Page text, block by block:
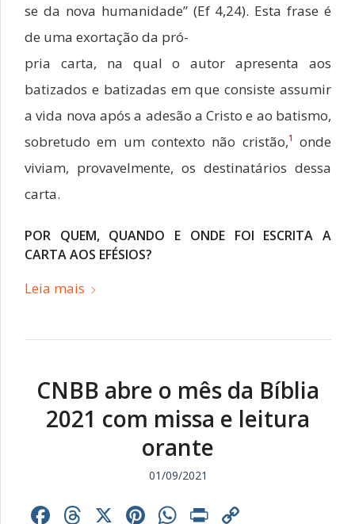
se da nova humanidade” (Ef 4,24). Esta frase é
de uma exortação da pró-
pria carta, na qual o autor apresenta aos
batizados e batizadas em que consiste assumir
a vida nova após a adesão a Cristo e ao batismo,
sobretudo em um contexto não cristão,¹ onde
viviam, provavelmente, os destinatários dessa
carta.
POR QUEM, QUANDO E ONDE FOI ESCRITA A
CARTA AOS EFÉSIOS?
Leia mais
CNBB abre o mês da Bíblia
2021 com missa e leitura
orante
01/09/2021
Facebook
Threads
X Pinterest
WhatsApp
Print